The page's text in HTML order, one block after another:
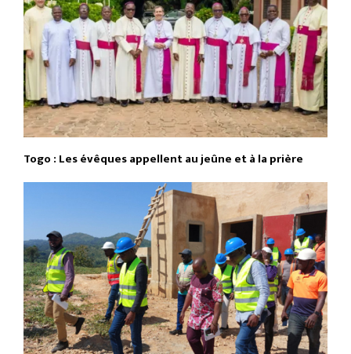
Togo : Les évêques appellent au jeûne et à la prière